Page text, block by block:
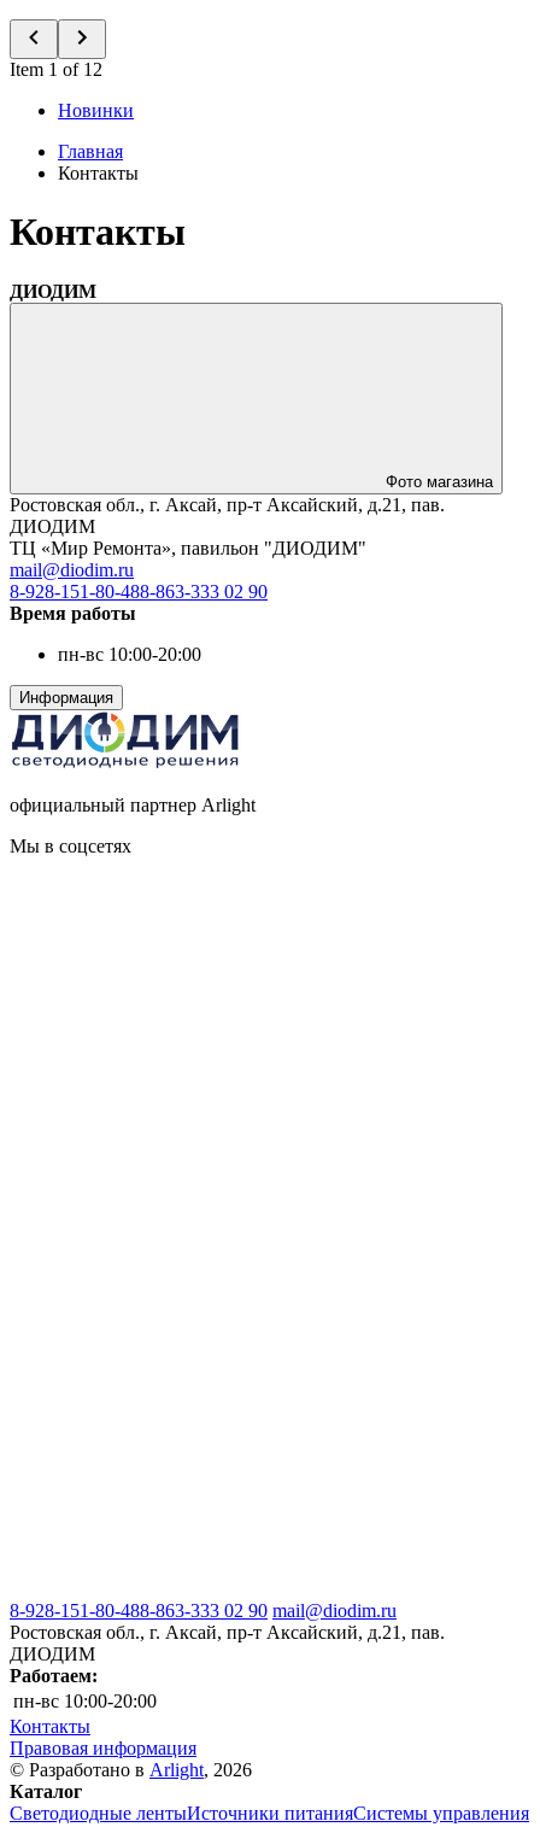
Item 1 of 12
Новинки
Главная
Контакты
Контакты
ДИОДИМ
Фото магазина
Ростовская обл., г. Аксай, пр-т Аксайский, д.21, пав.
ДИОДИМ
ТЦ «Мир Ремонта», павильон "ДИОДИМ"
mail@diodim.ru
8-928-151-80-488-863-333 02 90
Время работы
пн-вс 10:00-20:00
Информация
официальный партнер Arlight
Мы в соцсетях
8-928-151-80-488-863-333 02 90 mail@diodim.ru
Ростовская обл., г. Аксай, пр-т Аксайский, д.21, пав.
ДИОДИМ
Работаем:
пн-вс 10:00-20:00
Контакты
Правовая информация
© Разработано в Arlight, 2026
Каталог
Светодиодные лентыИсточники питанияСистемы управления